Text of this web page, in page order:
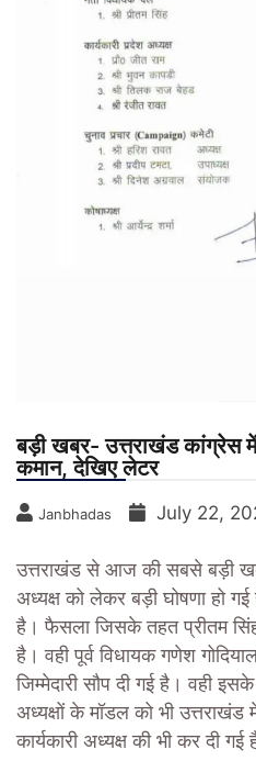
बड़ी खबर- उत्तराखंड कांग्रेस
कमान, देखिए लेटर
Janbhadas July 22,
उत्तराखंड से आज की सबसे बड़ी
अध्यक्ष को लेकर बड़ी घोषणा हो
है। फैसला जिसके तहत प्रीतम सिंह
है। वही पूर्व विधायक गणेश
जिम्मेदारी सौप दी गई है। वही
अध्यक्षों के मॉडल को भी
कार्यकारी अध्यक्ष की भी कर दी गई